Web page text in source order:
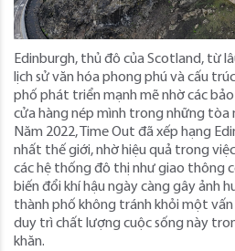
Edinburgh, thủ đô của Scotland, từ
lịch sử văn hóa phong phú và cấu
phố phát triển mạnh mẽ nhờ các
cửa hàng nép mình trong những tòa
Năm 2022, Time Out đã xếp hạng
nhất thế giới, nhờ hiệu quả trong
các hệ thống đô thị như giao thông
biến đổi khí hậu ngày càng gây ảnh
thành phố không tránh khỏi một
duy trì chất lượng cuộc sống này
khăn.